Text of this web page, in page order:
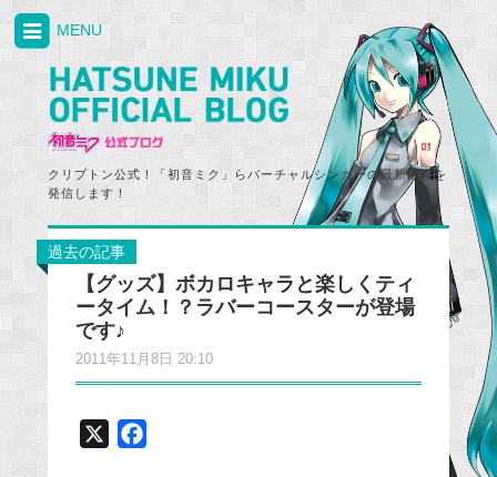
クリプトン公式！「初音ミク」らバーチャルシンガーの最新情報を
発信します！
MENU
過去の記事
【グッズ】ボカロキャラと楽しくティ
ータイム！？ラバーコースターが登場
です♪
2011年11月8日 20:10